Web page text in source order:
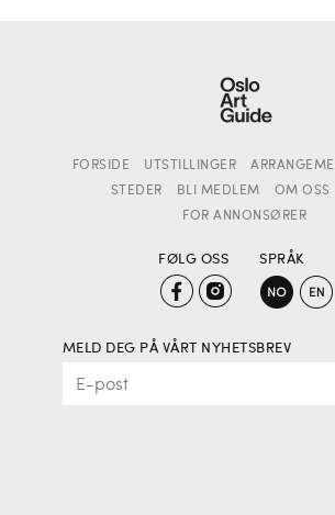
FORSIDE UTSTILLINGER
STEDER
BLI MEDLEM OM OSS
FOR ANNONSØRER
FØLG OSS SPRÅK
MELD DEG PÅ VÅRT NYHETSBREV